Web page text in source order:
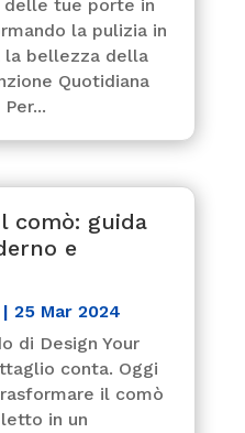
delle tue porte in
la pulizia in
la bellezza della
Quotidiana
comò: guida
e
| 25 Mar 2024
di Design Your
conta. Oggi
il comò
in un